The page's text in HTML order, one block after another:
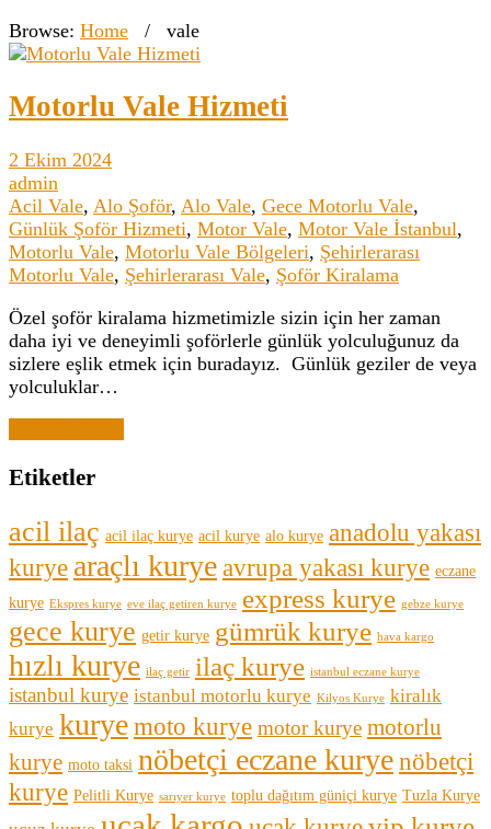
Browse: Home / vale
Motorlu Vale Hizmeti
2 Ekim 2024
admin
Acil Vale, Alo Şoför, Alo Vale, Gece Motorlu Vale,
Günlük Şoför Hizmeti, Motor Vale, Motor Vale İstanbul,
Motorlu Vale, Motorlu Vale Bölgeleri, Şehirlerarası
Motorlu Vale, Şehirlerarası Vale, Şoför Kiralama
Özel şoför kiralama hizmetimizle sizin için her zaman
daha iyi ve deneyimli şoförlerle günlük yolculuğunuz da
sizlere eşlik etmek için buradayız. Günlük geziler de veya
yolculuklar…
Etiketler
acil ilaç acil ilaç kurye acil kurye alo kurye anadolu yakası
kurye araçlı kuryeavrupa yakası kurye eczane
kurye Ekspres kurye eve ilaç getiren kurye express kurye gebze kurye
gece kurye getir kurye gümrük kurye hava kargo
hızlı kurye ilaç getir ilaç kurye istanbul eczane kurye
istanbul kurye istanbul motorlu kurye Kilyos Kurye kiralık
kurye kuryemoto kurye motor kurye motorlu
kurye moto taksi nöbetçi eczane kuryenöbetçi
kurye Pelitli Kurye sarıyer kurye toplu dağıtım güniçi kurye Tuzla Kurye